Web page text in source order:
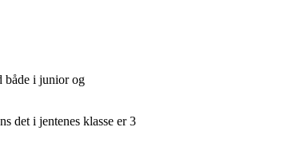
både i junior og
det i jentenes klasse er 3